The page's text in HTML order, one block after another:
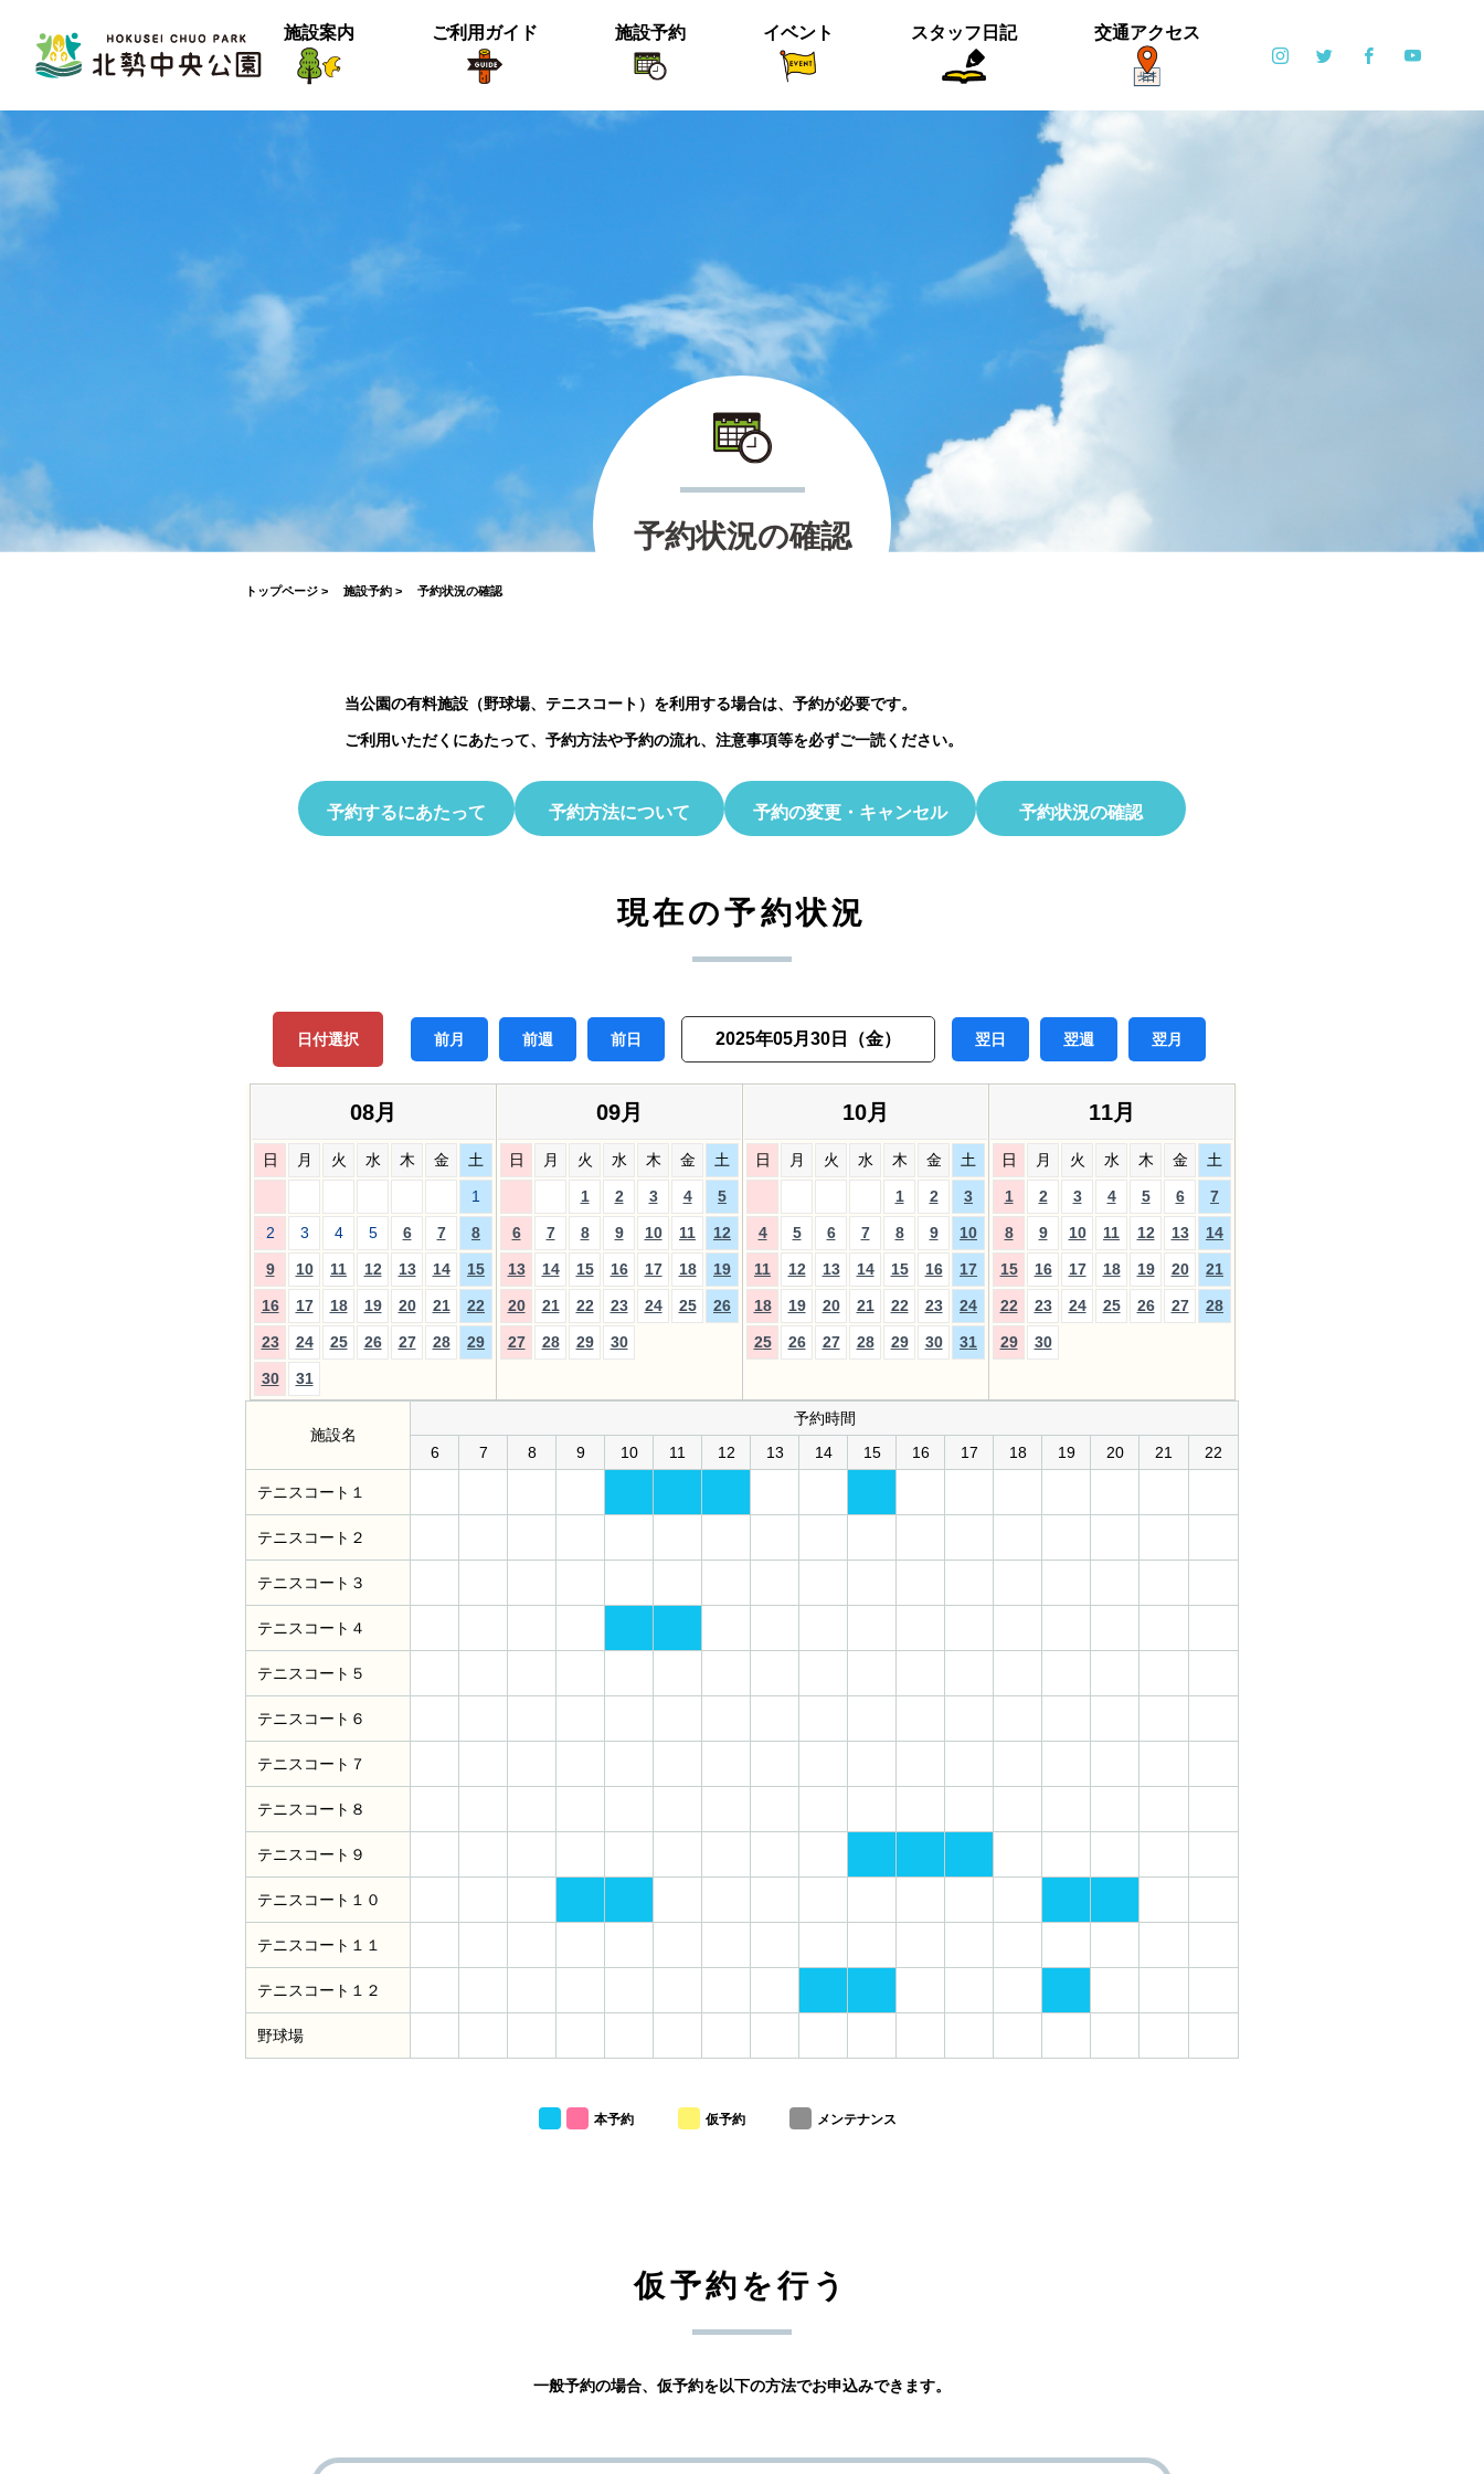
施設案内 ご利用ガイド 施設予約 イベント スタッフ日記 交通アクセス
察会
7月19日(日)開催！INABESTAX プレイベント
【北中WOODSTOCK】
【北中マルシェ2026】出店者募集のお知らせ 8月22日(土)開催☆夏の星空観察会
短冊の募集のお知らせ
6月6日(土)・6月7日(日)開催！【ブリエ
の森 Vol.2】
5月30日(土)開催☆ホタル観察会
然観察会
2026.07.17
＜動画＞ニホンシカ親子
2026.03.19
沢の森のツワブキ
がとうございました！
2025.10.01
【北中の夏と初秋 2023】ご応募写真
の紹介
2023.10.06
がとうございました
2026.04.03
＜動画＞ハシビロガモぐるぐる
2023.03.26
ツイッター始めました！
予約状況の確認
トップページ > 施設予約 > 予約状況の確認
当公園の有料施設（野球場、テニスコート）を利用する場合は、予約が必要です。
ご利用いただくにあたって、予約方法や予約の流れ、注意事項等を必ずご一読ください。
予約するにあたって 予約方法について 予約の変更・キャンセル 予約状況の確認
現在の予約状況
日付選択 前月 前週 前日 2025年05月30日（金） 翌日 翌週 翌月
08月
日 月 火 水 木 金 土
1
2 3 4 5 6 7 8
9 10 11 12 13 14 15
16 17 18 19 20 21 22
23 24 25 26 27 28 29
30 31
09月
日 月 火 水 木 金 土
1 2 3 4 5
6 7 8 9 10 11 12
13 14 15 16 17 18 19
20 21 22 23 24 25 26
27 28 29 30
10月
日 月 火 水 木 金 土
1 2 3
4 5 6 7 8 9 10
11 12 13 14 15 16 17
18 19 20 21 22 23 24
25 26 27 28 29 30 31
11月
日 月 火 水 木 金 土
1 2 3 4 5 6 7
8 9 10 11 12 13 14
15 16 17 18 19 20 21
22 23 24 25 26 27 28
29 30
施設名
予約時間
6
7 8 9 10 11 12 13 14 15 16 17 18 19 20 21 22
テニスコート１
テニスコート２
テニスコート３
テニスコート４
テニスコート５
テニスコート６
テニスコート７
テニスコート８
テニスコート９
テニスコート１０
テニスコート１１
テニスコート１２
野球場
本予約 仮予約 メンテナンス
仮予約を行う
一般予約の場合、仮予約を以下の方法でお申込みできます。